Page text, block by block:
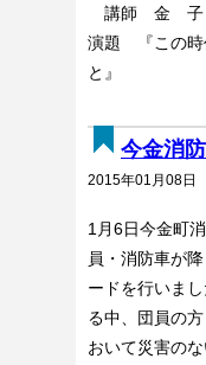
講師 金
演題 『この時
と』
今金消
2015年01月08日
1月6日今金町
員・消防車が
ードを行いま
る中、団員の
おいて災害の